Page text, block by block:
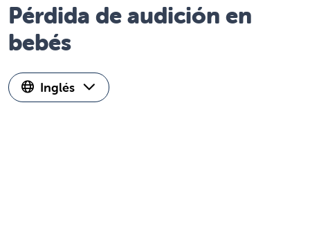
Pérdida de audición en
bebés
Inglés